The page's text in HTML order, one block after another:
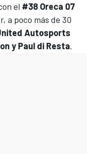
el #38 Oreca 07
a poco más de 30
Autosports
y Paul di Resta.